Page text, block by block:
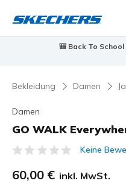
🎒 Back To School
Bekleidung Damen
Damen
GO WALK
4,9 von 5 Keine
60,00 € inkl. MwSt.